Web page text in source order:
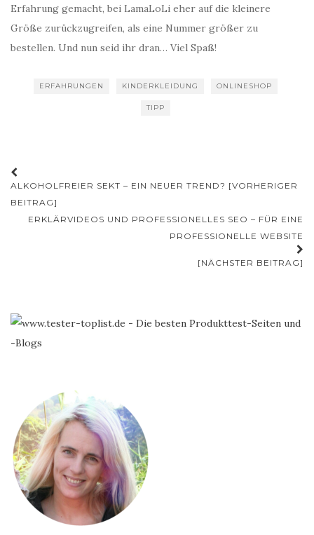
Erfahrung gemacht, bei LamaLoLi eher auf die kleinere
Größe zurückzugreifen, als eine Nummer größer zu
bestellen. Und nun seid ihr dran… Viel Spaß!
ERFAHRUNGEN KINDERKLEIDUNG ONLINESHOP
TIPP
Beitrags-
Navigation
ALKOHOLFREIER SEKT – EIN NEUER TREND? [VORHERIGER
BEITRAG]
ERKLÄRVIDEOS UND PROFESSIONELLES SEO – FÜR EINE
PROFESSIONELLE WEBSITE
[NÄCHSTER BEITRAG]